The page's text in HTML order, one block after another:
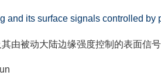
and its surface signals controlled by
由被动大陆边缘强度控制的表面信号